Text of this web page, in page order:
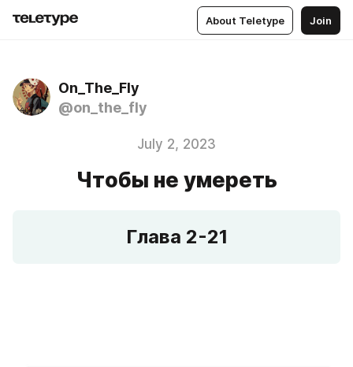
About Teletype Join
On_The_Fly
@on_the_fly
July 2, 2023
Чтобы не умереть
Глава 2-21